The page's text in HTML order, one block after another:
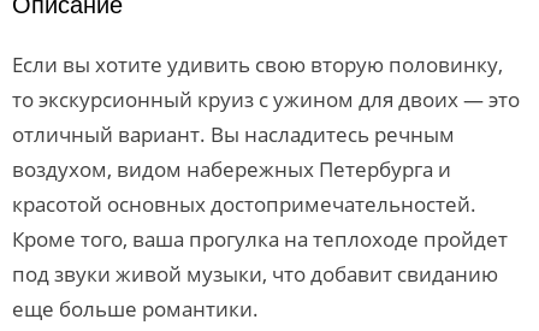
Если вы хотите удивить свою вторую половинку,
то экскурсионный круиз с ужином для двоих — это
отличный вариант. Вы насладитесь речным
воздухом, видом набережных Петербурга и
красотой основных достопримечательностей.
Кроме того, ваша прогулка на теплоходе пройдет
под звуки живой музыки, что добавит свиданию
еще больше романтики.